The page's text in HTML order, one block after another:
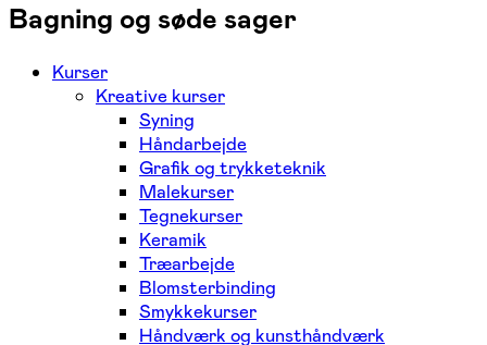
Bagning og søde sager
Kurser
Kreative kurser
Syning
Håndarbejde
Grafik og trykketeknik
Malekurser
Tegnekurser
Keramik
Træarbejde
Blomsterbinding
Smykkekurser
Håndværk og kunsthåndværk